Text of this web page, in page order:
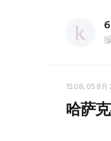
15:08, 05 8月
哈萨